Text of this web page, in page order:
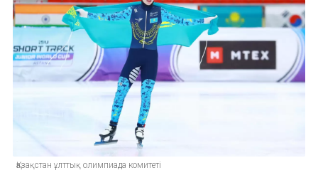
Қазақстан ұлттық олимпиада комитеті